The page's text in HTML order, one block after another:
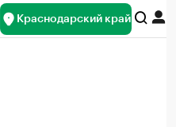
Краснодарский край